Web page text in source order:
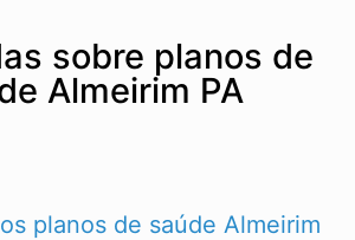
sobre planos de
Almeirim PA
planos de saúde Almeirim